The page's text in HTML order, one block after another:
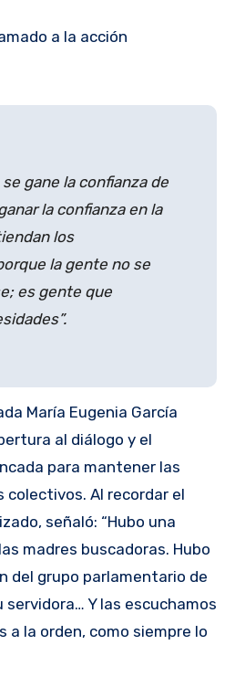
a la acción
gane la confianza de
la confianza en la
los
la gente no se
es gente que
María Eugenia García
al diálogo y el
para mantener las
Al recordar el
señaló: “Hubo una
madres buscadoras. Hubo
del grupo parlamentario de
servidora… Y las escuchamos
a la orden, como siempre lo